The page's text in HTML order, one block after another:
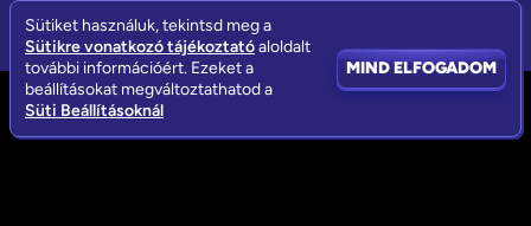
Sütiket használuk, tekintsd meg a
Sütikre vonatkozó tájékoztatóaloldalt
további információért. Ezeket a
beállításokat megváltoztathatod a
Süti Beállításoknál
MIND ELFOGADOM